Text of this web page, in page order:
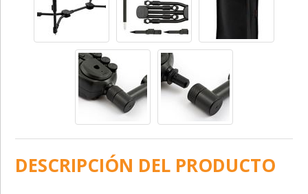
DESCRIPCIÓN DEL PRODUCTO